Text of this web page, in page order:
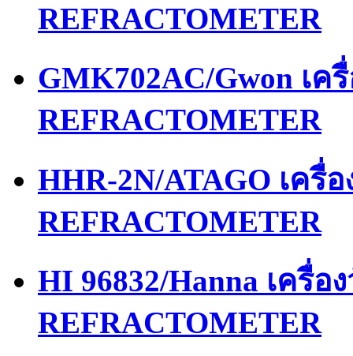
REFRACTOMETER
GMK702AC/Gwon เ
REFRACTOMETER
HHR-2N/ATAGO เครื่
REFRACTOMETER
HI 96832/Hanna เครื่
REFRACTOMETER